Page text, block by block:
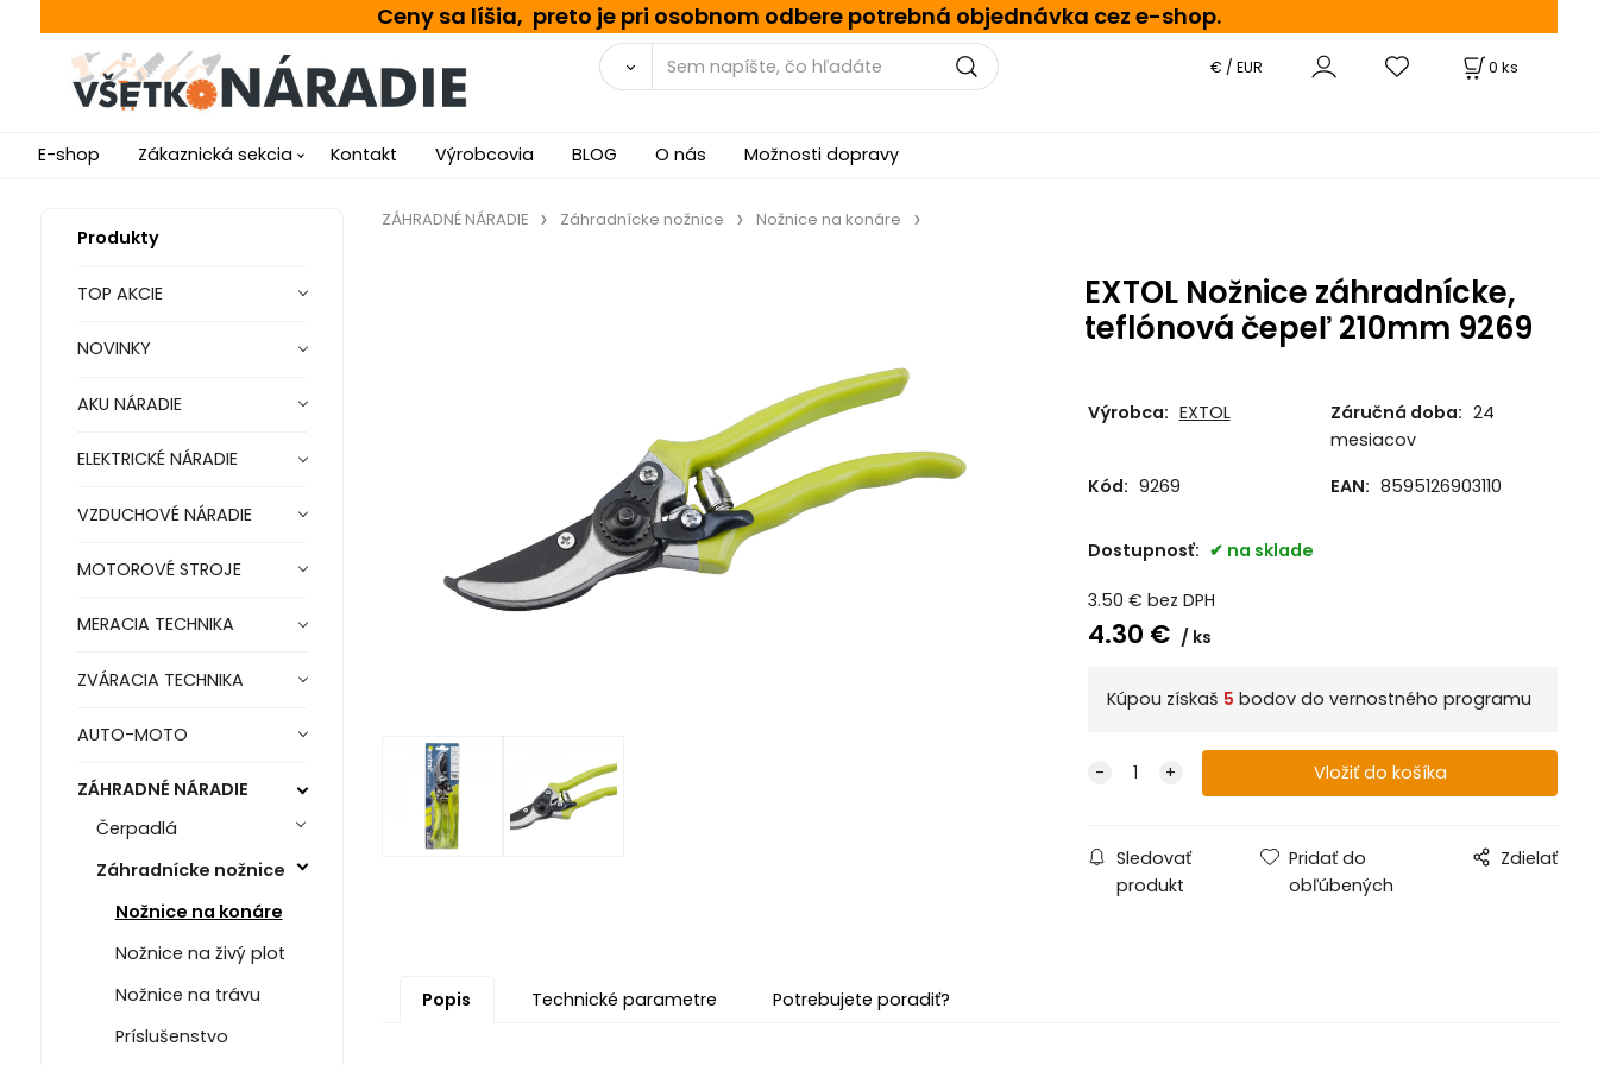
Ceny sa líšia, preto je pri osobnom odbere potrebná objednávka cez e-shop.
0 ks
€ / EUR
E-shop Zákaznická sekcia Kontakt Výrobcovia BLOG O nás Možnosti dopravy
Produkty
TOP AKCIE
NOVINKY
AKU NÁRADIE
ELEKTRICKÉ NÁRADIE
VZDUCHOVÉ NÁRADIE
MOTOROVÉ STROJE
MERACIA TECHNIKA
ZVÁRACIA TECHNIKA
AUTO-MOTO
ZÁHRADNÉ NÁRADIE
Čerpadlá
Záhradnícke nožnice
Nožnice na konáre
Nožnice na živý plot
Nožnice na trávu
Príslušenstvo
ZÁHRADNÉ NÁRADIE Záhradnícke nožnice Nožnice na konáre
EXTOL Nožnice záhradnícke,
teflónová čepeľ 210mm 9269
Výrobca: EXTOL Záručná doba: 24
mesiacov
Kód: 9269 EAN: 8595126903110
Dostupnosť: na sklade
3.50 € bez DPH
4.30 € ks
Kúpou získaš 5 bodov do vernostného programu
Sledovať
produkt
Pridať do
obľúbených
Zdielať
Popis Technické parametre Potrebujete poradiť?